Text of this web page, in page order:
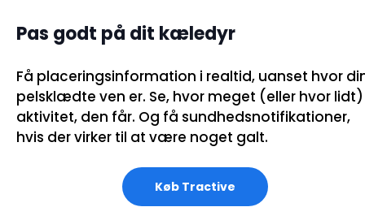
Pas godt på dit kæledyr
Få placeringsinformation i realtid, uanset hvor
pelsklædte ven er. Se, hvor meget (eller hvor lidt)
aktivitet, den får. Og få sundhedsnotifikationer,
hvis der virker til at være noget galt.
Køb Tractive